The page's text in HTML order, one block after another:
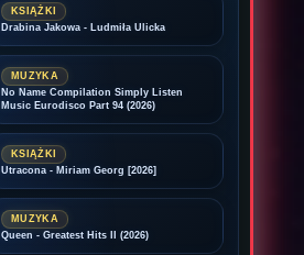
KSIĄŻKI
Drabina Jakowa - Ludmiła Ulicka
MUZYKA
No Name Compilation Simply Listen
Music Eurodisco Part 94 (2026)
KSIĄŻKI
Utracona - Miriam Georg [2026]
MUZYKA
Queen - Greatest Hits II (2026)